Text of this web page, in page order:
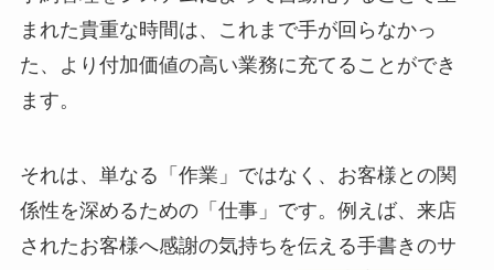
まれた貴重な時間は、これまで手が回らなかっ
た、より付加価値の高い業務に充てることができ
ます。
それは、単なる「作業」ではなく、お客様との関
係性を深めるための「仕事」です。例えば、来店
されたお客様へ感謝の気持ちを伝える手書きのサ